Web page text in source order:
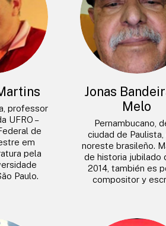
professor
UFRO –
de
em
pela
Paulo.
Jonas
Melo
Pernambucano,
ciudad de Paulista,
noreste brasileño.
de historia jubilado
2014, también es
compositor y